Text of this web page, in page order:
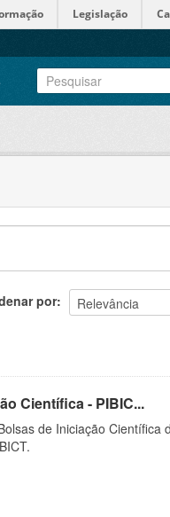
Legislação
por
Científica - PIBIC...
de Iniciação Científica